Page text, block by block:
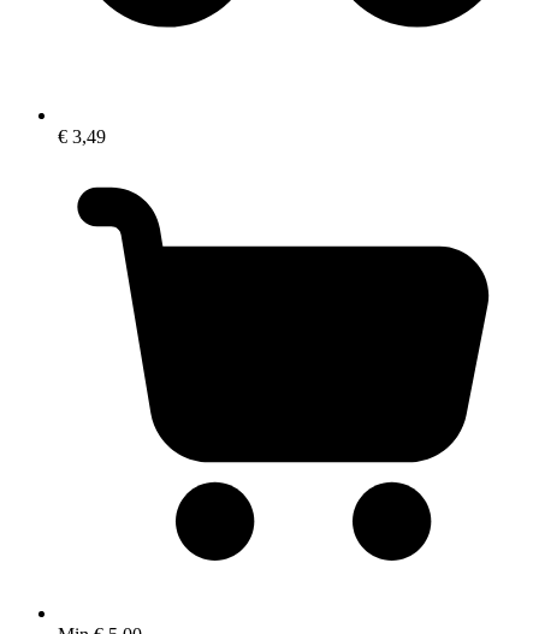
€ 3,49